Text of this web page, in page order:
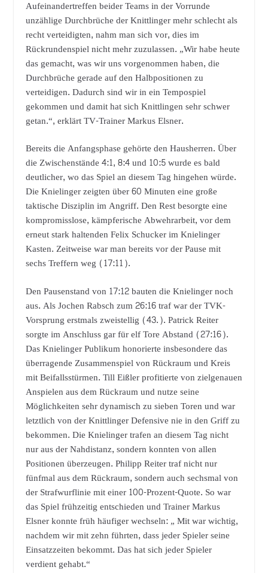
Aufeinandertreffen beider Teams in der Vorrunde
unzählige Durchbrüche der Knittlinger mehr schlecht als
recht verteidigten, nahm man sich vor, dies im
Rückrundenspiel nicht mehr zuzulassen. „Wir habe heute
das gemacht, was wir uns vorgenommen haben, die
Durchbrüche gerade auf den Halbpositionen zu
verteidigen. Dadurch sind wir in ein Tempospiel
gekommen und damit hat sich Knittlingen sehr schwer
getan.“, erklärt TV-Trainer Markus Elsner.
Bereits die Anfangsphase gehörte den Hausherren. Über
die Zwischenstände 4:1, 8:4 und 10:5 wurde es bald
deutlicher, wo das Spiel an diesem Tag hingehen würde.
Die Knielinger zeigten über 60 Minuten eine große
taktische Disziplin im Angriff. Den Rest besorgte eine
kompromisslose, kämpferische Abwehrarbeit, vor dem
erneut stark haltenden Felix Schucker im Knielinger
Kasten. Zeitweise war man bereits vor der Pause mit
sechs Treffern weg (17:11).
Den Pausenstand von 17:12 bauten die Knielinger noch
aus. Als Jochen Rabsch zum 26:16 traf war der TVK-
Vorsprung erstmals zweistellig (43.). Patrick Reiter
sorgte im Anschluss gar für elf Tore Abstand (27:16).
Das Knielinger Publikum honorierte insbesondere das
überragende Zusammenspiel von Rückraum und Kreis
mit Beifallsstürmen. Till Eißler profitierte von zielgenauen
Anspielen aus dem Rückraum und nutze seine
Möglichkeiten sehr dynamisch zu sieben Toren und war
letztlich von der Knittlinger Defensive nie in den Griff zu
bekommen. Die Knielinger trafen an diesem Tag nicht
nur aus der Nahdistanz, sondern konnten von allen
Positionen überzeugen. Philipp Reiter traf nicht nur
fünfmal aus dem Rückraum, sondern auch sechsmal von
der Strafwurflinie mit einer 100-Prozent-Quote. So war
das Spiel frühzeitig entschieden und Trainer Markus
Elsner konnte früh häufiger wechseln: „ Mit war wichtig,
nachdem wir mit zehn führten, dass jeder Spieler seine
Einsatzzeiten bekommt. Das hat sich jeder Spieler
verdient gehabt.“